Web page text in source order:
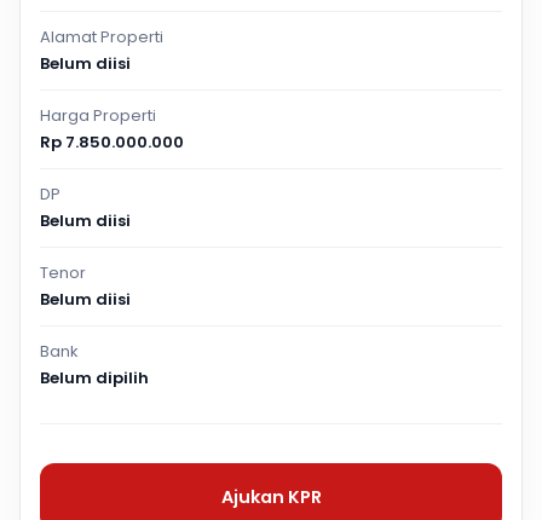
Alamat Properti
Belum diisi
Harga Properti
Rp 7.850.000.000
DP
Belum diisi
Tenor
Belum diisi
Bank
Belum dipilih
Ajukan KPR